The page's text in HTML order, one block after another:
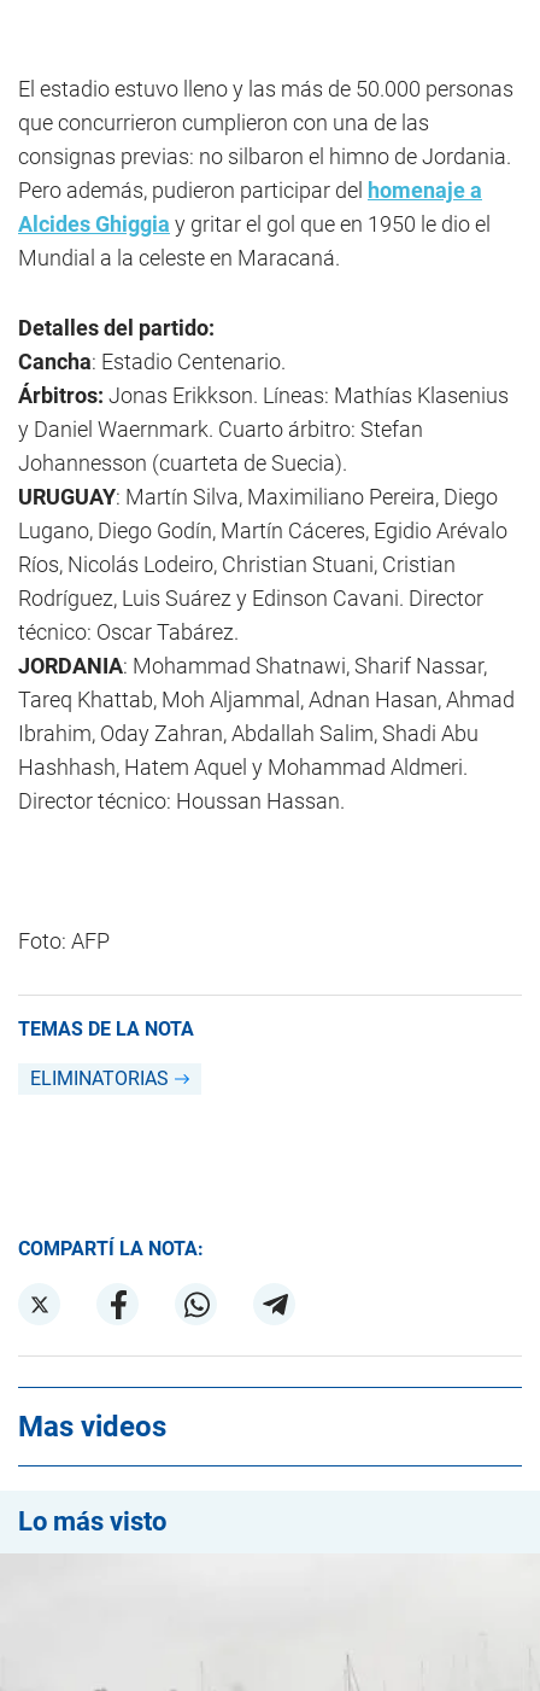
El estadio estuvo lleno y las más de 50.000 personas
que concurrieron cumplieron con una de las
consignas previas: no silbaron el himno de Jordania.
Pero además, pudieron participar del homenaje a
Alcides Ghiggia y gritar el gol que en 1950 le dio el
Mundial a la celeste en Maracaná.
Detalles del partido:
Cancha: Estadio Centenario.
Árbitros: Jonas Erikkson. Líneas: Mathías Klasenius
y Daniel Waernmark. Cuarto árbitro: Stefan
Johannesson (cuarteta de Suecia).
URUGUAY: Martín Silva, Maximiliano Pereira, Diego
Lugano, Diego Godín, Martín Cáceres, Egidio Arévalo
Ríos, Nicolás Lodeiro, Christian Stuani, Cristian
Rodríguez, Luis Suárez y Edinson Cavani. Director
técnico: Oscar Tabárez.
JORDANIA: Mohammad Shatnawi, Sharif Nassar,
Tareq Khattab, Moh Aljammal, Adnan Hasan, Ahmad
Ibrahim, Oday Zahran, Abdallah Salim, Shadi Abu
Hashhash, Hatem Aquel y Mohammad Aldmeri.
Director técnico: Houssan Hassan.
Foto: AFP
TEMAS DE LA NOTA
ELIMINATORIAS
COMPARTÍ LA NOTA:
Mas videos
Lo más visto